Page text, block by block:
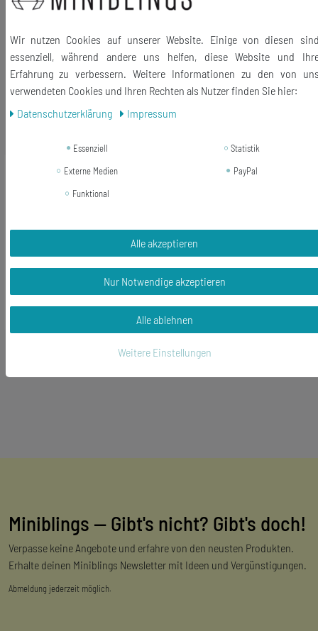
Länge der Anhänger (ohne Haken): 27mm
Lieferumfang: 1 Paar Ohrringe
Eimer Ohrringe Ohrring Miniblings
Hänger Wassereimer Handwerk
Kupfer Bauernhof klein
14,99 €
14,03 € *
1Paar
In den Warenkorb
*inkl. ges. MwSt.zzgl.Versandkosten
Miniblings — Gibt's nicht? Gibt's doch!
Verpasse keine Angebote und erfahre von den neusten Produkten.
Erhalte deinen Miniblings Newsletter mit Ideen und Vergünstigungen.
Abmeldung jederzeit möglich.
Wir nutzen Cookies auf unserer Website. Einige von diesen
essenziell, während andere uns helfen, diese Website und
Erfahrung zu verbessern. Weitere Informationen zu den von
verwendeten Cookies und Ihren Rechten als Nutzer finden Sie hier:
Daten­schutz­erklärung
Impressum
Essenziell
Statistik
Externe Medien
PayPal
Funktional
Alle akzeptieren
Nur Notwendige akzeptieren
Alle ablehnen
Weitere Einstellungen